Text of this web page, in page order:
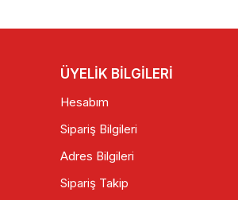
ÜYELİK BİLGİLERİ
Hesabım
Sipariş Bilgileri
Adres Bilgileri
Sipariş Takip